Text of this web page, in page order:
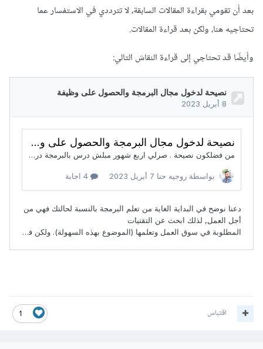
بعد أن تقومي بقراءة المقالات السابقة، لا تترددي في الاستفسار عما
تحتاجيه هنا، ولكن بعد قراءة المقالات.
وأيضًا قد تحتاجي إلى قراءة النقاش التالي:
1 اقتباس